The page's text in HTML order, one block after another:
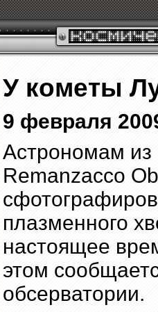
У кометы
9 февраля
Астрономам из
Remanzacco
плазменного
настоящее
этом
обсерватории.